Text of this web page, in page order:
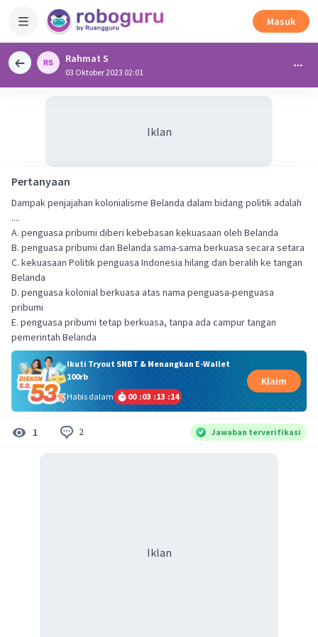
Masuk
Rahmat S
03 Oktober 2023 02:01
Iklan
Pertanyaan
Dampak penjajahan kolonialisme Belanda dalam bidang politik adalah
....
A. penguasa pribumi diberi kebebasan kekuasaan oleh Belanda
B. penguasa pribumi dan Belanda sama-sama berkuasa secara setara
C. kekuasaan Politik penguasa Indonesia hilang dan beralih ke tangan
Belanda
D. penguasa kolonial berkuasa atas nama penguasa-penguasa
pribumi
E. penguasa pribumi tetap berkuasa, tanpa ada campur tangan
pemerintah Belanda
Ikuti Tryout SNBT & Menangkan E-Wallet
100rb
Habis dalam
00 :03 :13 :14
Klaim
1 2 Jawaban terverifikasi
Iklan